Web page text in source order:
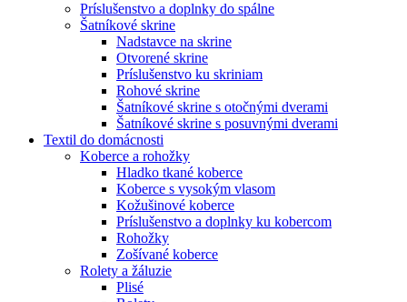
Príslušenstvo a doplnky do spálne
Šatníkové skrine
Nadstavce na skrine
Otvorené skrine
Príslušenstvo ku skriniam
Rohové skrine
Šatníkové skrine s otočnými dverami
Šatníkové skrine s posuvnými dverami
Textil do domácnosti
Koberce a rohožky
Hladko tkané koberce
Koberce s vysokým vlasom
Kožušinové koberce
Príslušenstvo a doplnky ku kobercom
Rohožky
Zošívané koberce
Rolety a žáluzie
Plisé